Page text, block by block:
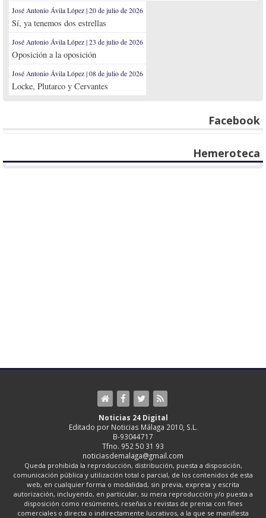
José Antonio Ávila López | 20 de julio de 2026
Sí, ya tenemos dos estrellas
José Antonio Ávila López | 23 de julio de 2026
Oposición a la oposición
José Antonio Ávila López | 08 de julio de 2026
Locke, Plutarco y Cervantes
Facebook
Hemeroteca
Noticias 24 Digital
Editado por Noticias Málaga 2010, S.L.
B-93044717
Tfno. 952 50 31 93
noticiasdemalaga@gmail.com
Queda prohibida la reproducción, distribución, puesta a disposición,
comunicación pública y utilización total o parcial, de los contenidos de esta
web, en cualquier forma o modalidad, sin previa, expresa y escrita
autorización, incluyendo, en particular, su mera reproducción y/o puesta a
disposición como resúmenes, reseñas o revistas de prensa con fines
comerciales o directa o indirectamente lucrativos, a la que se manifiesta